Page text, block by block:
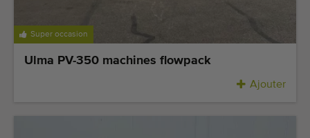
Livraison dans le monde entier
Super occasion
Ulma PV-350 machines flowpack
Ajouter